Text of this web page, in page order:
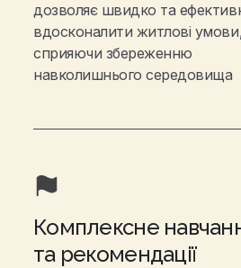
дозволяє швидко та
вдосконалити житлові
сприяючи збереженню
навколишнього середовища
Комплексне
та рекомендації